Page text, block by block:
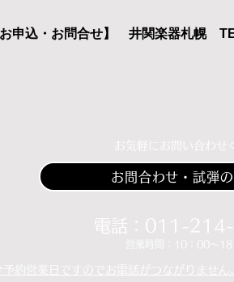
申込・お問合せ】 井関楽器札幌
お気軽にお問い合わせ
お問合わせ・試弾
電話：011-
営業時間：10：00～18
約営業日ですのでお電話がつながりませ